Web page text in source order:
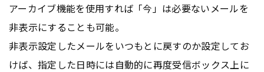
アーカイブ機能を使用すれば「今」は必要ないメールを
非表示にすることも可能。
非表示設定したメールをいつもとに戻すのか設定してお
けば、指定した日時には自動的に再度受信ボックス上に